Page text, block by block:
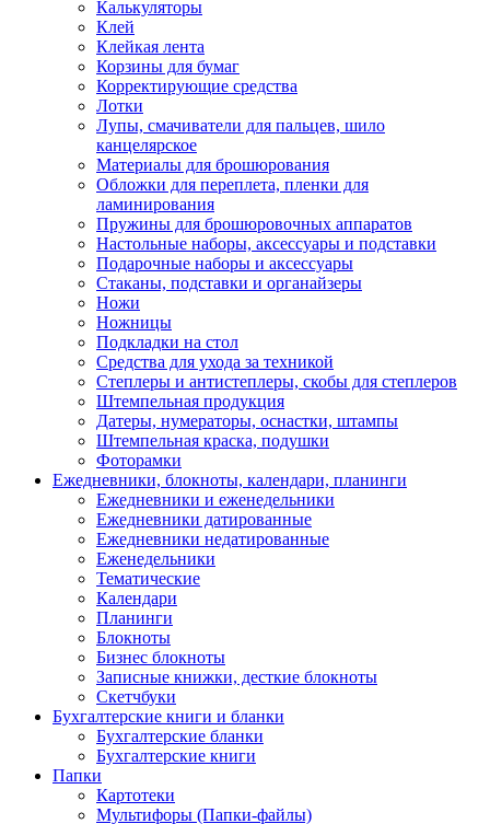
Калькуляторы
Клей
Клейкая лента
Корзины для бумаг
Корректирующие средства
Лотки
Лупы, смачиватели для пальцев, шило
канцелярское
Материалы для брошюрования
Обложки для переплета, пленки для
ламинирования
Пружины для брошюровочных аппаратов
Настольные наборы, аксессуары и подставки
Подарочные наборы и аксессуары
Стаканы, подставки и органайзеры
Ножи
Ножницы
Подкладки на стол
Средства для ухода за техникой
Степлеры и антистеплеры, скобы для степлеров
Штемпельная продукция
Датеры, нумераторы, оснастки, штампы
Штемпельная краска, подушки
Фоторамки
Ежедневники, блокноты, календари, планинги
Ежедневники и еженедельники
Ежедневники датированные
Ежедневники недатированные
Еженедельники
Тематические
Календари
Планинги
Блокноты
Бизнес блокноты
Записные книжки, десткие блокноты
Скетчбуки
Бухгалтерские книги и бланки
Бухгалтерские бланки
Бухгалтерские книги
Папки
Картотеки
Мультифоры (Папки-файлы)